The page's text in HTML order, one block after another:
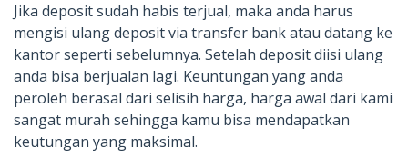
Jika deposit sudah habis terjual, maka anda harus
mengisi ulang deposit via transfer bank atau datang ke
kantor seperti sebelumnya. Setelah deposit diisi ulang
anda bisa berjualan lagi. Keuntungan yang anda
peroleh berasal dari selisih harga, harga awal dari kami
sangat murah sehingga kamu bisa mendapatkan
keutungan yang maksimal.